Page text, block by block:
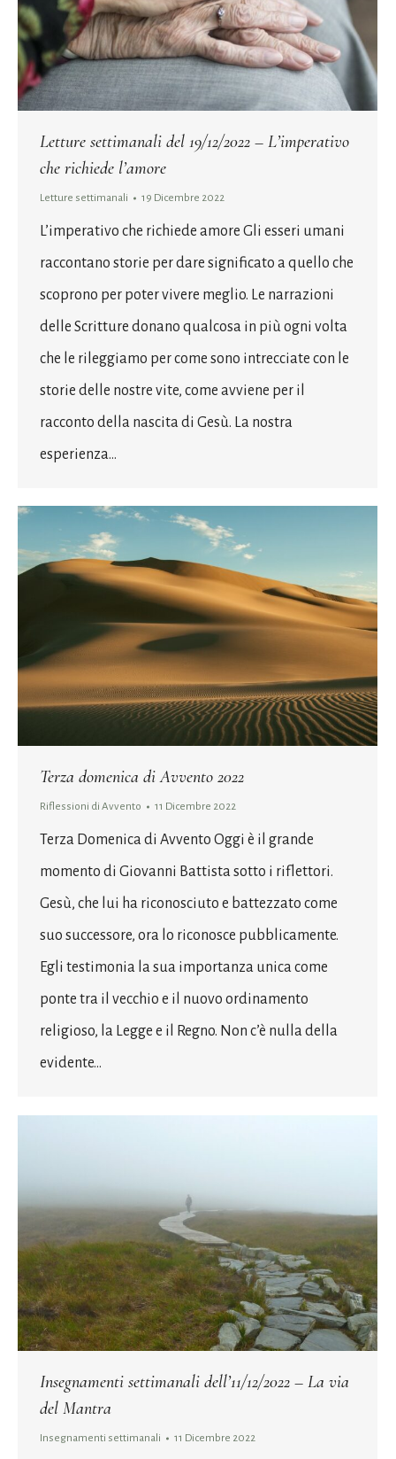
Letture settimanali del 19/12/2022 – L’imperativo
che richiede l’amore
Letture settimanali 19 Dicembre 2022
L’imperativo che richiede amore Gli esseri umani
raccontano storie per dare significato a quello che
scoprono per poter vivere meglio. Le narrazioni
delle Scritture donano qualcosa in più ogni volta
che le rileggiamo per come sono intrecciate con le
storie delle nostre vite, come avviene per il
racconto della nascita di Gesù. La nostra
esperienza…
Terza domenica di Avvento 2022
Riflessioni di Avvento 11 Dicembre 2022
Terza Domenica di Avvento Oggi è il grande
momento di Giovanni Battista sotto i riflettori.
Gesù, che lui ha riconosciuto e battezzato come
suo successore, ora lo riconosce pubblicamente.
Egli testimonia la sua importanza unica come
ponte tra il vecchio e il nuovo ordinamento
religioso, la Legge e il Regno. Non c’è nulla della
evidente…
Insegnamenti settimanali dell’11/12/2022 – La via
del Mantra
Insegnamenti settimanali 11 Dicembre 2022